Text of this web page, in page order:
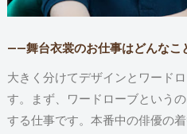
――舞台衣裳のお仕事はどんなこ
大きく分けてデザインとワード
す。まず、ワードローブという
する仕事です。本番中の俳優の